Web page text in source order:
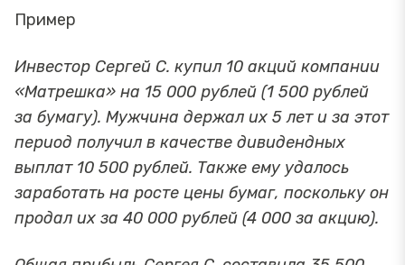
Пример
Инвестор Сергей С. купил 10 акций компании
«Матрешка» на 15 000 рублей (1 500 рублей
за бумагу). Мужчина держал их 5 лет и за этот
период получил в качестве дивидендных
выплат 10 500 рублей. Также ему удалось
заработать на росте цены бумаг, поскольку он
продал их за 40 000 рублей (4 000 за акцию).